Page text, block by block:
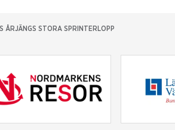
ÅRJÄNGS STORA SPRINTERLOPP